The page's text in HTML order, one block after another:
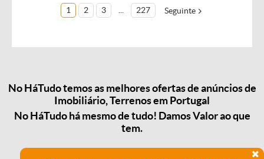
1 2 3 227 Seguinte
No HáTudo temos as melhores ofertas de anúncios de
Imobiliário, Terrenos em Portugal
No HáTudo há mesmo de tudo! Damos Valor ao que
tem.